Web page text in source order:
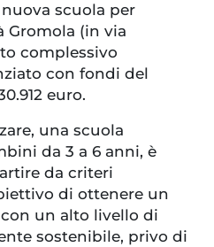
scuola per
Gromola (in via
complessivo
con fondi del
euro.
una scuola
da 3 a 6 anni, è
da criteri
di ottenere un
un alto livello di
sostenibile, privo di